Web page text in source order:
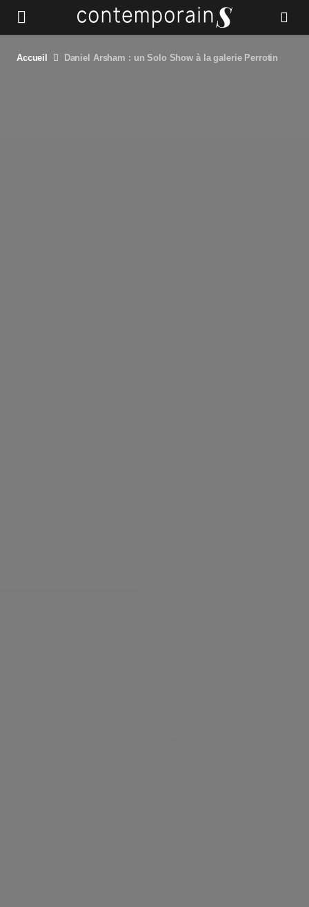
Accueil Daniel Arsham : un Solo Show à la galerie Perrotin